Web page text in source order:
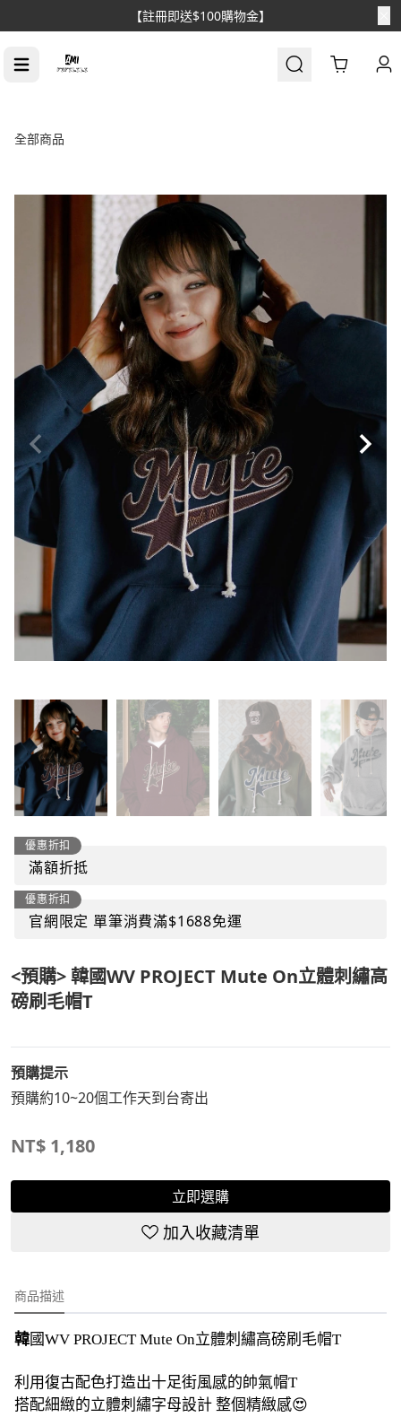
【消費滿$1688免運】
Cart
全部商品
優惠折扣
滿額折抵
優惠折扣
官網限定 單筆消費滿$1688免運
<預購> 韓國WV PROJECT Mute On立體刺繡高
磅刷毛帽T
預購提示
預購約10~20個工作天到台寄出
NT$ 1,180
立即選購
加入收藏清單
商品描述
韓國WV PROJECT Mute On立體刺繡高磅刷毛帽T
利用復古配色打造出十足街風感的帥氣帽T
搭配細緻的立體刺繡字母設計 整個精緻感😍